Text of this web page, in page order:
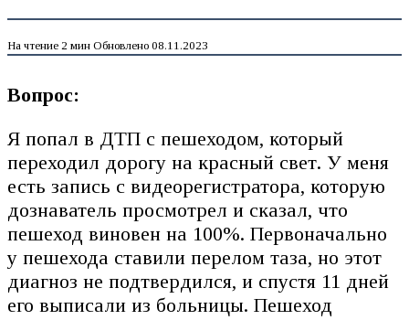
На чтение 2 мин Обновлено 08.11.2023
Вопрос:
Я попал в ДТП с пешеходом, который
переходил дорогу на красный свет. У меня
есть запись с видеорегистратора, которую
дознаватель просмотрел и сказал, что
пешеход виновен на 100%. Первоначально
у пешехода ставили перелом таза, но этот
диагноз не подтвердился, и спустя 11 дней
его выписали из больницы. Пешеход